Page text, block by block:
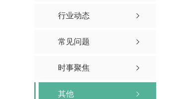
行业动态
常见问题
时事聚焦
其他